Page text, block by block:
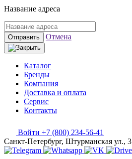
Название адреса
Отправить Отмена
Каталог
Бренды
Компания
Доставка и оплата
Сервис
Контакты
Войти +7 (800) 234-56-41
Санкт-Петербург, Штурманская ул., 3